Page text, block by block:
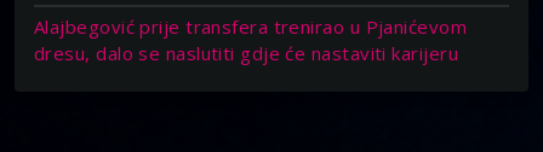
Alajbegović prije transfera trenirao u Pjanićevom
dresu, dalo se naslutiti gdje će nastaviti karijeru